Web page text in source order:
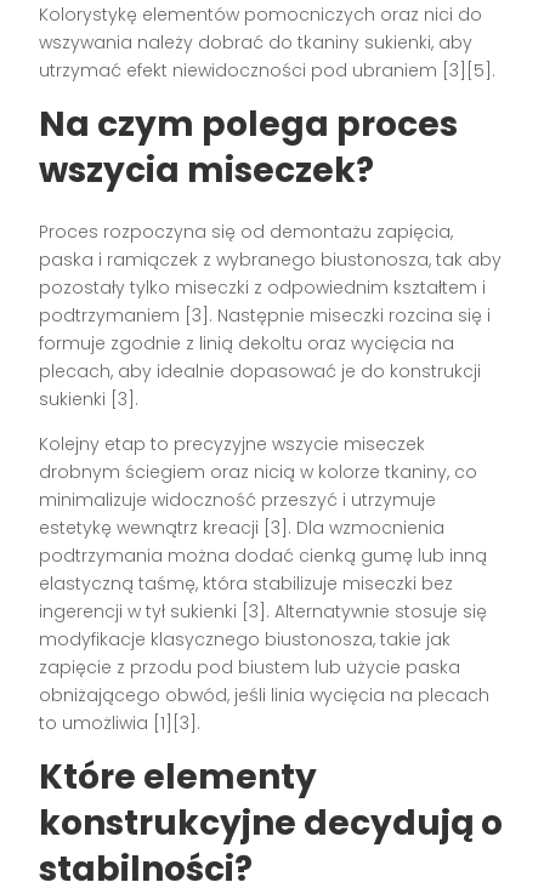
Kolorystykę elementów pomocniczych oraz nici do
wszywania należy dobrać do tkaniny sukienki, aby
utrzymać efekt niewidoczności pod ubraniem [3][5].
Na czym polega proces
wszycia miseczek?
Proces rozpoczyna się od demontażu zapięcia,
paska i ramiączek z wybranego biustonosza, tak aby
pozostały tylko miseczki z odpowiednim kształtem i
podtrzymaniem [3]. Następnie miseczki rozcina się i
formuje zgodnie z linią dekoltu oraz wycięcia na
plecach, aby idealnie dopasować je do konstrukcji
sukienki [3].
Kolejny etap to precyzyjne wszycie miseczek
drobnym ściegiem oraz nicią w kolorze tkaniny, co
minimalizuje widoczność przeszyć i utrzymuje
estetykę wewnątrz kreacji [3]. Dla wzmocnienia
podtrzymania można dodać cienką gumę lub inną
elastyczną taśmę, która stabilizuje miseczki bez
ingerencji w tył sukienki [3]. Alternatywnie stosuje się
modyfikacje klasycznego biustonosza, takie jak
zapięcie z przodu pod biustem lub użycie paska
obniżającego obwód, jeśli linia wycięcia na plecach
to umożliwia [1][3].
Które elementy
konstrukcyjne decydują o
stabilności?